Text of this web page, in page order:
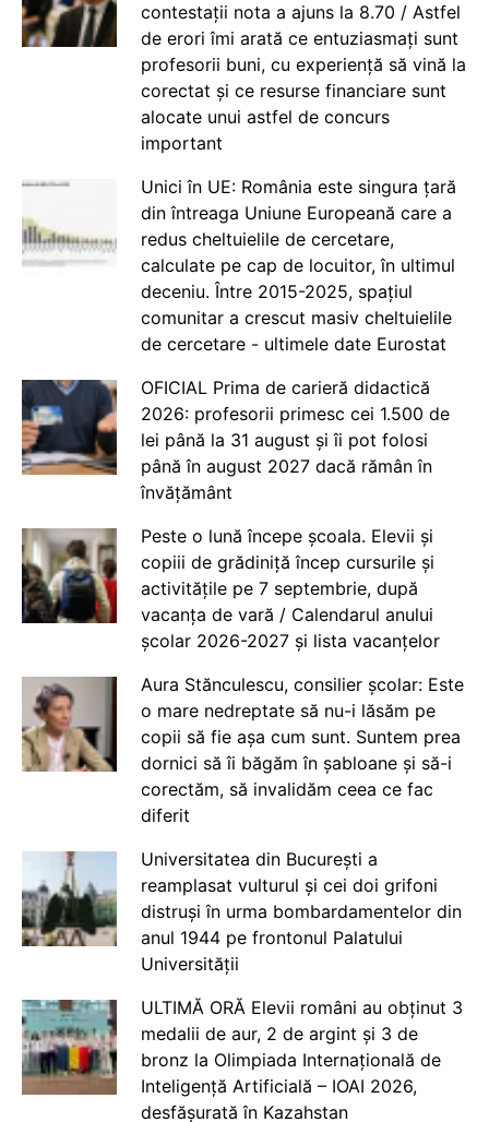
contestații nota a ajuns la 8.70 / Astfel
de erori îmi arată ce entuziasmați sunt
profesorii buni, cu experiență să vină la
corectat și ce resurse financiare sunt
alocate unui astfel de concurs
important
Unici în UE: România este singura țară
din întreaga Uniune Europeană care a
redus cheltuielile de cercetare,
calculate pe cap de locuitor, în ultimul
deceniu. Între 2015-2025, spațiul
comunitar a crescut masiv cheltuielile
de cercetare - ultimele date Eurostat
OFICIAL Prima de carieră didactică
2026: profesorii primesc cei 1.500 de
lei până la 31 august și îi pot folosi
până în august 2027 dacă rămân în
învățământ
Peste o lună începe școala. Elevii și
copiii de grădiniță încep cursurile și
activitățile pe 7 septembrie, după
vacanța de vară / Calendarul anului
școlar 2026-2027 și lista vacanțelor
Aura Stănculescu, consilier școlar: Este
o mare nedreptate să nu-i lăsăm pe
copii să fie așa cum sunt. Suntem prea
dornici să îi băgăm în șabloane și să-i
corectăm, să invalidăm ceea ce fac
diferit
Universitatea din București a
reamplasat vulturul și cei doi grifoni
distruși în urma bombardamentelor din
anul 1944 pe frontonul Palatului
Universității
ULTIMĂ ORĂ Elevii români au obținut 3
medalii de aur, 2 de argint și 3 de
bronz la Olimpiada Internațională de
Inteligență Artificială – IOAI 2026,
desfășurată în Kazahstan